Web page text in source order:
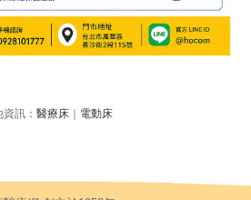
訊： 醫療床 ｜ 電動床